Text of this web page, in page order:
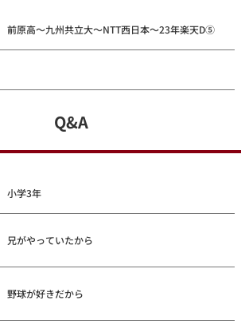
前原高～九州共立大～NTT西日本～23年楽天D⑤
Q&A
小学3年
兄がやっていたから
野球が好きだから